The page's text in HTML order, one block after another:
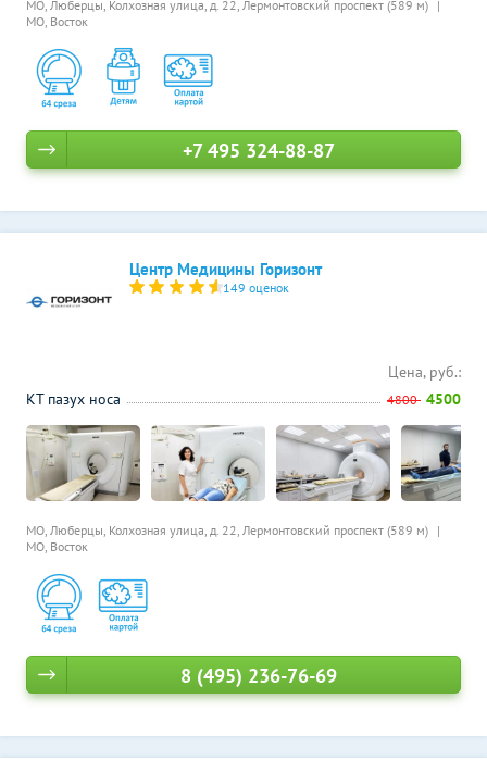
МО, Люберцы, Колхозная улица, д. 22, Лермонтовский проспект (589 м)
МО, Восток
+7 495 324-88-87
Центр Медицины Горизонт
149 оценок
МО, Люберцы, Колхозная улица, д. 22, Лермонтовский проспект (589 м)
МО, Восток
Цена, руб.:
КТ пазух носа
4800 4500
8 (495) 236-76-69